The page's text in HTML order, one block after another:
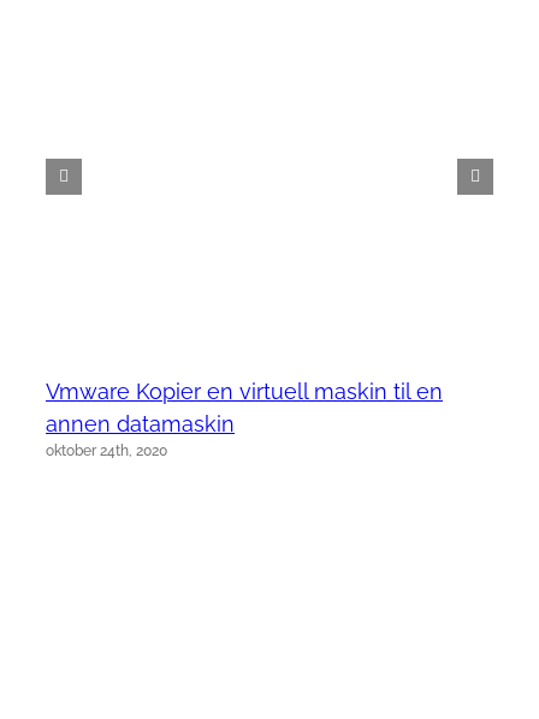
Vmware Kopier en virtuell maskin til en
annen datamaskin
oktober 24th, 2020